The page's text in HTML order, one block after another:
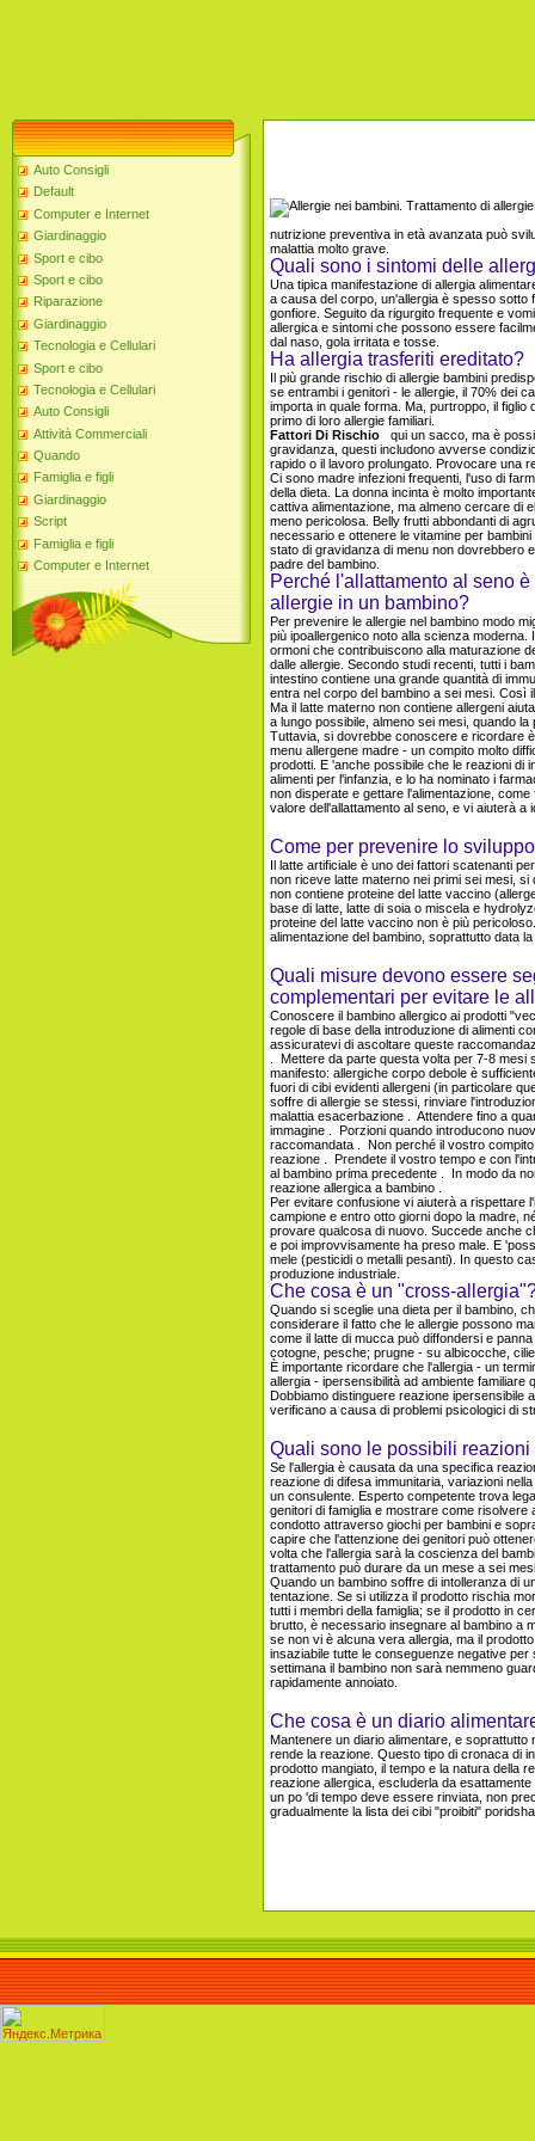
Auto Consigli
Default
Computer e Internet
Giardinaggio
Sport e cibo
Sport e cibo
Riparazione
Giardinaggio
Tecnologia e Cellulari
Sport e cibo
Tecnologia e Cellulari
Auto Consigli
Attività Commerciali
Quando
Famiglia e figli
Giardinaggio
Script
Famiglia e figli
Computer e Internet
nutrizione preventiva in età avanzata può
malattia molto grave.
Quali sono i sintomi delle
Una tipica manifestazione di allergia
a causa del corpo, un'allergia è spesso sotto
gonfiore. Seguito da rigurgito frequente e
allergica e sintomi che possono essere
dal naso, gola irritata e tosse.
Ha allergia trasferiti ereditato?
Il più grande rischio di allergie bambini
se entrambi i genitori - le allergie, il 70% dei
importa in quale forma. Ma, purtroppo, il
primo di loro allergie familiari.
Fattori Di Rischio
qui un sacco, ma è
gravidanza, questi includono avverse
rapido o il lavoro prolungato. Provocare una
Ci sono madre infezioni frequenti, l'uso di
della dieta. La donna incinta è molto
cattiva alimentazione, ma almeno cercare di
meno pericolosa. Belly frutti abbondanti di
necessario e ottenere le vitamine per
stato di gravidanza di menu non dovrebbero
padre del bambino.
Perché l'allattamento al seno
allergie in un bambino?
Per prevenire le allergie nel bambino modo
più ipoallergenico noto alla scienza
ormoni che contribuiscono alla maturazione
dalle allergie. Secondo studi recenti, tutti i
intestino contiene una grande quantità di
entra nel corpo del bambino a sei mesi. Così
Ma il latte materno non contiene allergeni
a lungo possibile, almeno sei mesi, quando
Tuttavia, si dovrebbe conoscere e ricordare
menu allergene madre - un compito molto
prodotti. E 'anche possibile che le reazioni di
alimenti per l'infanzia, e lo ha nominato i
non disperate e gettare l'alimentazione,
valore dell'allattamento al seno, e vi aiuterà a
Come per prevenire lo
Il latte artificiale è uno dei fattori scatenanti
non riceve latte materno nei primi sei mesi,
non contiene proteine ​​del latte vaccino
base di latte, latte di soia o miscela e
proteine ​​del latte vaccino non è più
alimentazione del bambino, soprattutto data
Quali misure devono essere
complementari per evitare le
Conoscere il bambino allergico ai prodotti
regole di base della introduzione di alimenti
assicuratevi di ascoltare queste
. Mettere da parte questa volta per 7-8 mesi
manifesto: allergiche corpo debole è
fuori di cibi evidenti allergeni (in particolare
soffre di allergie se stessi, rinviare
malattia esacerbazione . Attendere fino a
immagine . Porzioni quando introducono
raccomandata . Non perché il vostro
reazione . Prendete il vostro tempo e con
al bambino prima precedente . In modo da
reazione allergica a bambino .
Per evitare confusione vi aiuterà a rispettare
campione e entro otto giorni dopo la madre,
provare qualcosa di nuovo. Succede anche
e poi improvvisamente ha preso male. E
mele (pesticidi o metalli pesanti). In questo
produzione industriale.
Che cosa è un "cross-
Quando si sceglie una dieta per il bambino,
considerare il fatto che le allergie possono
come il latte di mucca può diffondersi e
cotogne, pesche; prugne - su albicocche,
È importante ricordare che l'allergia - un
allergia - ipersensibilità ad ambiente
Dobbiamo distinguere reazione ipersensibile
verificano a causa di problemi psicologici di
Quali sono le possibili
Se l'allergia è causata da una specifica
reazione di difesa immunitaria, variazioni
un consulente. Esperto competente trova
genitori di famiglia e mostrare come risolvere
condotto attraverso giochi per bambini e
capire che l'attenzione dei genitori può
volta che l'allergia sarà la coscienza del
trattamento può durare da un mese a sei
Quando un bambino soffre di intolleranza di
tentazione. Se si utilizza il prodotto rischia
tutti i membri della famiglia; se il prodotto in
brutto, è necessario insegnare al bambino a
se non vi è alcuna vera allergia, ma il
insaziabile tutte le conseguenze negative
settimana il bambino non sarà nemmeno
rapidamente annoiato.
Che cosa è un diario
Mantenere un diario alimentare, e
rende la reazione. Questo tipo di cronaca di
prodotto mangiato, il tempo e la natura della
reazione allergica, escluderla da
un po 'di tempo deve essere rinviata, non
gradualmente la lista dei cibi "proibiti"